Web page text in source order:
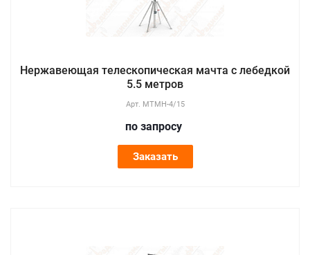
Нержавеющая телескопическая мачта с лебедкой
5.5 метров
Арт. МТМН-4/15
по запросу
Заказать